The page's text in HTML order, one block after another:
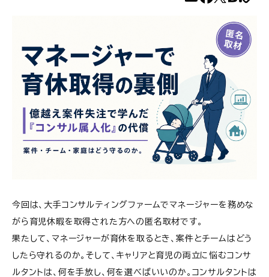
今回は、大手コンサルティングファームでマネージャーを務めな
がら育児休暇を取得された方への匿名取材です。
果たして、マネージャーが育休を取るとき、案件とチームはどう
したら守れるのか。そして、キャリアと育児の両立に悩むコンサ
ルタントは、何を手放し、何を選べばいいのか。コンサルタントは